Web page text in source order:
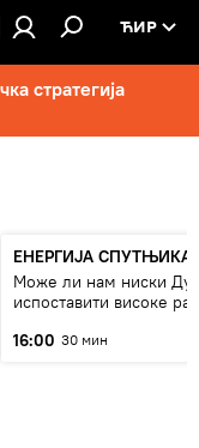
ЋИР
стратегија
ЕНЕРГИЈА СПУТЊИКА
Може ли нам ниски
испоставити високе
16:00 30 мин